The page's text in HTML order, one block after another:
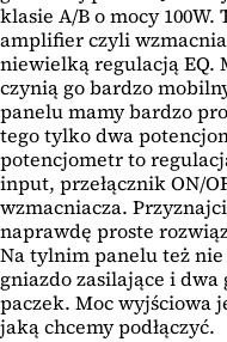
klasie A/B o mocy
amplifier czyli
niewielką regulacją EQ.
czynią go bardzo
panelu mamy bardzo
tego tylko dwa
potencjometr to
input, przełącznik ON/
wzmacniacza.
naprawdę proste
Na tylnim panelu też
gniazdo zasilające i
paczek. Moc wyjściowa
jaką chcemy podłączyć.